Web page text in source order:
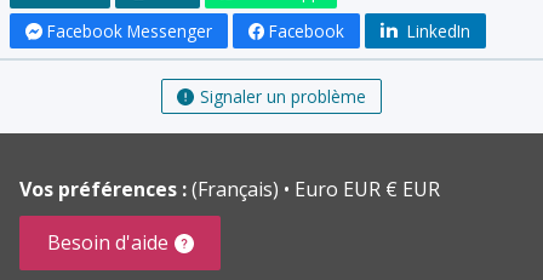
Facebook Messenger
Facebook LinkedIn
Signaler un problème
Vos préférences :(Français)
Euro EUR € EUR
Besoin d'aide